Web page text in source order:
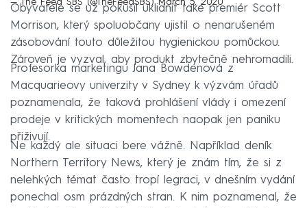
— The Feed SBS (@TheFeedSBS)March 5, 2020
Obyvatele se už pokusil uklidnit také premiér Scott
Morrison, který spoluobčany ujistil o nenarušeném
zásobování touto důležitou hygienickou pomůckou.
Zároveň je vyzval, aby produkt zbytečně nehromadili.
Profesorka marketingu Jana Bowdenová z
Macquarieovy univerzity v Sydney k výzvám úřadů
poznamenala, že taková prohlášení vlády i omezení
prodeje v kritických momentech naopak jen paniku
přiživují.
Ne každý ale situaci bere vážně. Například deník
Northern Territory News, který je znám tím, že si z
nelehkých témat často tropí legraci, v dnešním vydání
ponechal osm prázdných stran. K nim poznamenal, že